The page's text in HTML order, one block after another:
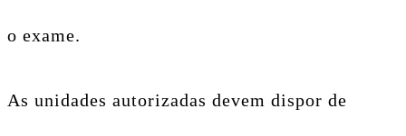
o exame.
As unidades autorizadas devem dispor de